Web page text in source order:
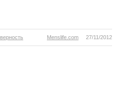
27/11/2012
Menslife.com